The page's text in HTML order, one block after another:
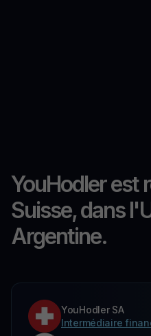
YouHodler est
Suisse, dans
Argentine.
YouHodler SA
Intermédiaire